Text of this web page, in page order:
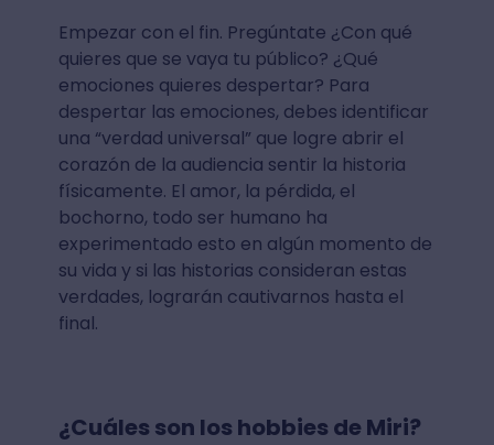
Empezar con el fin. Pregúntate ¿Con qué
quieres que se vaya tu público? ¿Qué
emociones quieres despertar? Para
despertar las emociones, debes identificar
una “verdad universal” que logre abrir el
corazón de la audiencia sentir la historia
físicamente. El amor, la pérdida, el
bochorno, todo ser humano ha
experimentado esto en algún momento de
su vida y si las historias consideran estas
verdades, lograrán cautivarnos hasta el
final.
¿Cuáles son los hobbies de Miri?